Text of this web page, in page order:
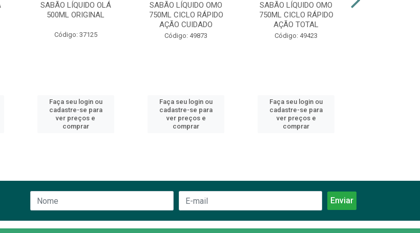
SABÃO LÍQUIDO OLÁ
500ML ORIGINAL
Código: 37125
Faça seu login ou
cadastre-se para
ver preços e
comprar
SABÃO LÍQUIDO OMO
750ML CICLO RÁPIDO
AÇÃO CUIDADO
Código: 49873
Faça seu login ou
cadastre-se para
ver preços e
comprar
SABÃO LÍQUIDO OMO
750ML CICLO RÁPIDO
AÇÃO TOTAL
Código: 49423
Faça seu login ou
cadastre-se para
ver preços e
comprar